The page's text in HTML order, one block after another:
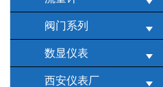
阀门系列
数显仪表
西安仪表厂